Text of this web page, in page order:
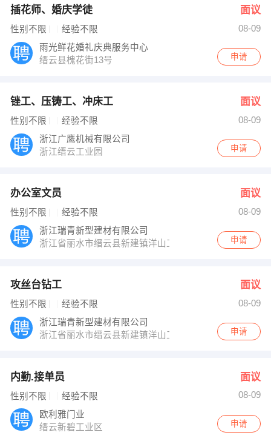
插花师、婚庆学徒 面议
性别不限 经验不限
08-09
雨光鲜花婚礼庆典服务中心
缙云县槐花街13号
申请
锉工、压铸工、冲床工 面议
性别不限 经验不限
08-09
浙江广鹰机械有限公司
浙江缙云工业园
申请
办公室文员 面议
性别不限 经验不限
08-09
浙江瑞青新型建材有限公司
浙江省丽水市缙云县新建镇洋山工业区
申请
攻丝台钻工 面议
性别不限 经验不限
08-09
浙江瑞青新型建材有限公司
浙江省丽水市缙云县新建镇洋山工业区
申请
内勤.接单员 面议
性别不限 经验不限
08-09
欧利雅门业
缙云新碧工业区
申请